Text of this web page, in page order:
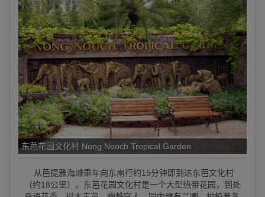
东芭花园文化村 Nong Nooch Tropical Garden
从芭提雅海滩乘车向东南行约15分钟即到达东芭文化村
（约18公里）。东芭花园文化村是一个大型热带花园，到处